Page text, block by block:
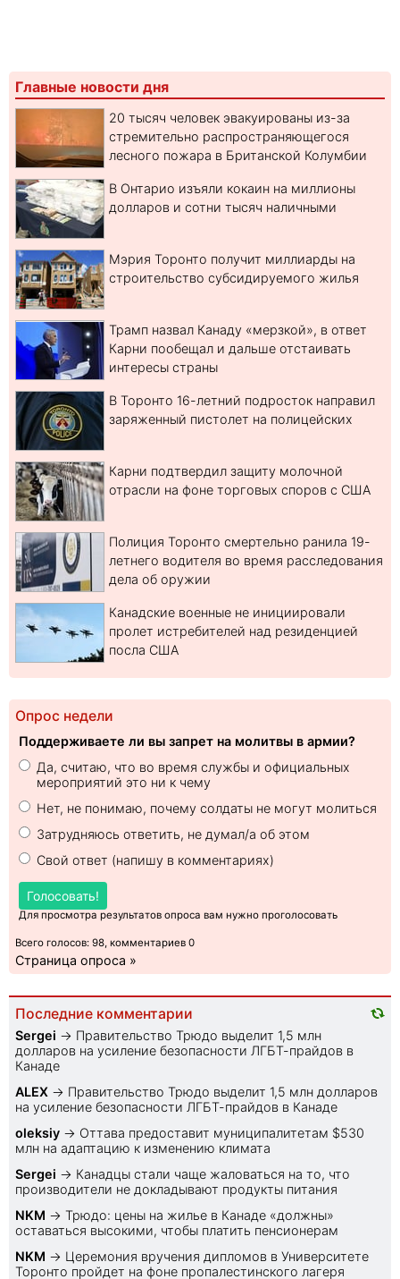
Главные новости дня
20 тысяч человек эвакуированы из-за
стремительно распространяющегося
лесного пожара в Британской Колумбии
В Онтарио изъяли кокаин на миллионы
долларов и сотни тысяч наличными
Мэрия Торонто получит миллиарды на
строительство субсидируемого жилья
Трамп назвал Канаду «мерзкой», в ответ
Карни пообещал и дальше отстаивать
интересы страны
В Торонто 16-летний подросток направил
заряженный пистолет на полицейских
Карни подтвердил защиту молочной
отрасли на фоне торговых споров с США
Полиция Торонто смертельно ранила 19-
летнего водителя во время расследования
дела об оружии
Канадские военные не инициировали
пролет истребителей над резиденцией
посла США
Опрос недели
Поддерживаете ли вы запрет на молитвы в армии?
Да, считаю, что во время службы и официальных
мероприятий это ни к чему
Нет, не понимаю, почему солдаты не могут молиться
Затрудняюсь ответить, не думал/а об этом
Свой ответ (напишу в комментариях)
Голосовать!
Для просмотра результатов опроса вам нужно проголосовать
Всего голосов: 98, комментариев 0
Страница опроса »
Последние комментарии
Sеrgei → Правительство Трюдо выделит 1,5 млн
долларов на усиление безопасности ЛГБТ-прайдов в
Канаде
ALEX → Правительство Трюдо выделит 1,5 млн долларов
на усиление безопасности ЛГБТ-прайдов в Канаде
oleksiy → Оттава предоставит муниципалитетам $530
млн на адаптацию к изменению климата
Sеrgei → Канадцы стали чаще жаловаться на то, что
производители не докладывают продукты питания
NKM → Трюдо: цены на жилье в Канаде «должны»
оставаться высокими, чтобы платить пенсионерам
NKM → Церемония вручения дипломов в Университете
Торонто пройдет на фоне пропалестинского лагеря